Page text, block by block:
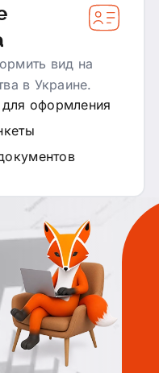
вид на
в Украине.
для оформления